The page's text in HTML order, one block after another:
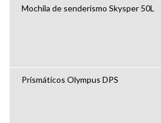
Mochila de senderismo Skysper 50L
Prismáticos Olympus DPS